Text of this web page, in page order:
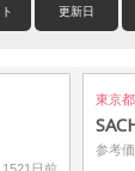
更新日
東京
参考